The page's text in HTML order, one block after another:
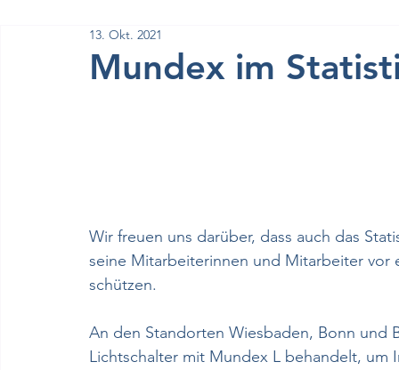
Mundex im
13. Okt. 2021
Wir freuen uns darüber, dass auch das
seine Mitarbeiterinnen und Mitarbeiter
schützen.
An den Standorten Wiesbaden, Bonn und
Lichtschalter mit Mundex L behandelt, um